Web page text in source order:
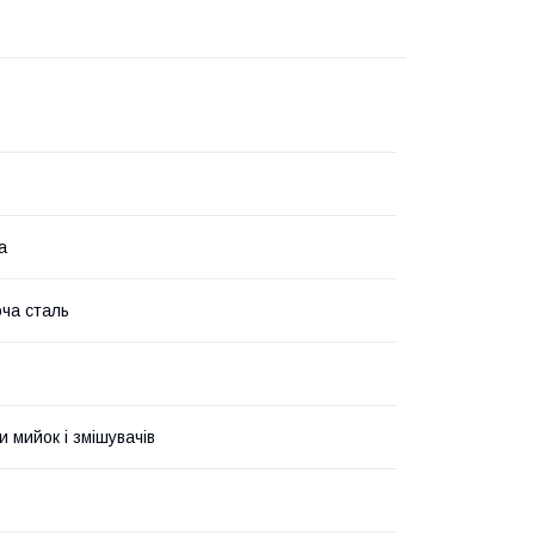
сталь
мийок і змішувачів